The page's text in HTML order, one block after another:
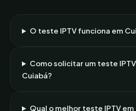
O teste IPTV funciona em
Como solicitar um teste
Cuiabá?
Qual o melhor teste IPTV em